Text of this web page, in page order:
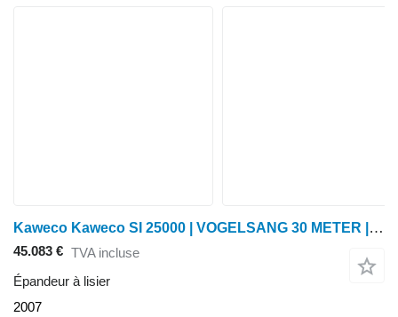
Kaweco Kaweco SI 25000 | VOGELSANG 30 METER | ISOBUS
45.083 € TVA incluse
Épandeur à lisier
2007